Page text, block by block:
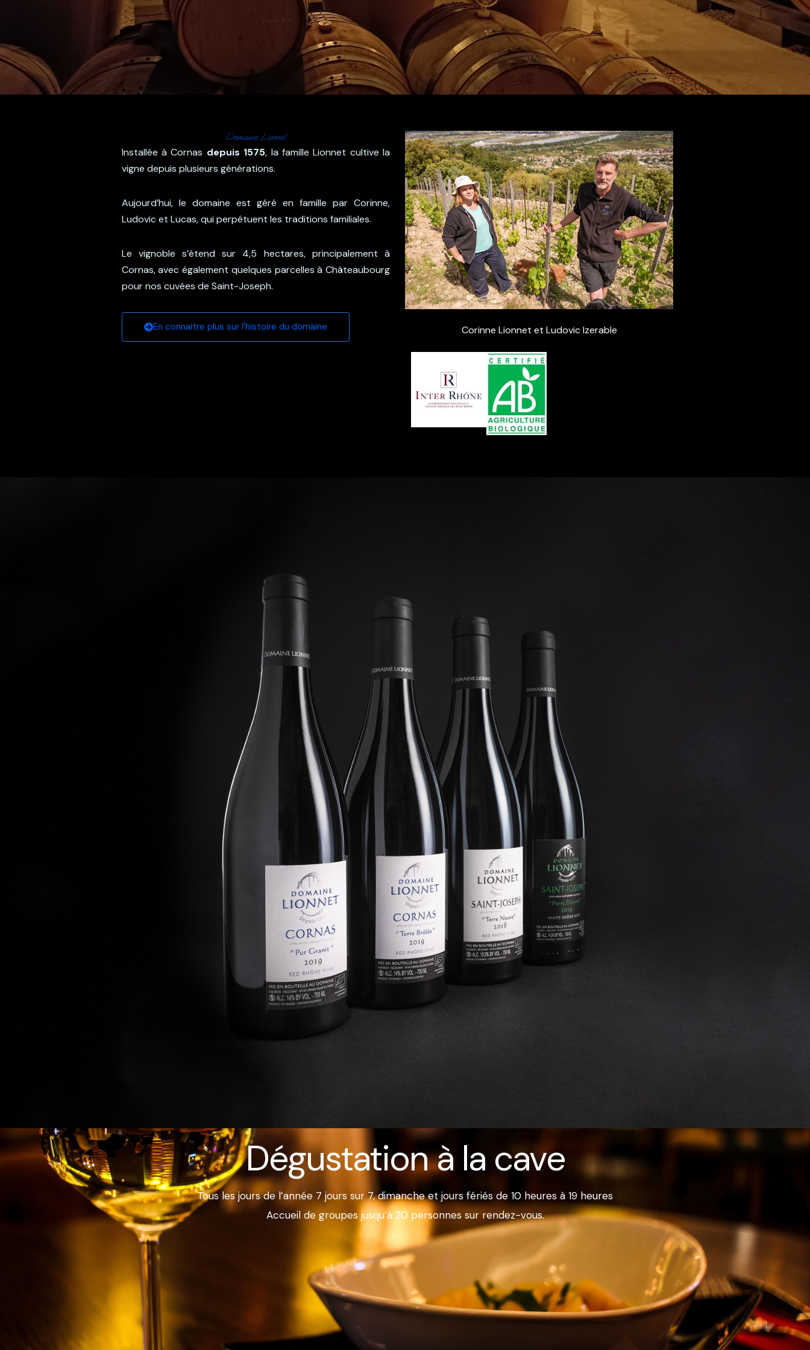
Domaine Lionnet
Installée à Cornas depuis 1575, la famille Lionnet cultive la
vigne depuis plusieurs générations.
Aujourd’hui, le domaine est géré en famille par Corinne,
Ludovic et Lucas, qui perpétuent les traditions familiales.
Le vignoble s’étend sur 4,5 hectares, principalement à
Cornas, avec également quelques parcelles à Châteaubourg
pour nos cuvées de Saint-Joseph.
En connaitre plus sur l'histoire du domaine Corinne Lionnet et Ludovic Izerable
Dégustation à la cave
Tous les jours de l’année 7 jours sur 7, dimanche et jours fériés de 10 heures à 19 heures
Accueil de groupes jusqu’à 20 personnes sur rendez-vous.